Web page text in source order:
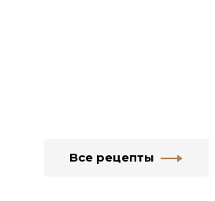
Все рецепты